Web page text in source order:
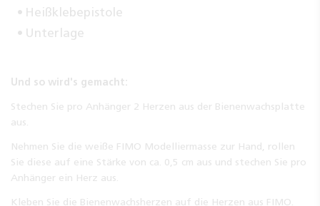
Heißklebepistole
Unterlage
Und so wird's gemacht:
Stechen Sie pro Anhänger 2 Herzen aus der Bienenwachsplatte
aus.
Nehmen Sie die weiße FIMO Modelliermasse zur Hand, rollen
Sie diese auf eine Stärke von ca. 0,5 cm aus und stechen Sie pro
Anhänger ein Herz aus.
Kleben Sie die Bienenwachsherzen auf die Herzen aus FIMO.